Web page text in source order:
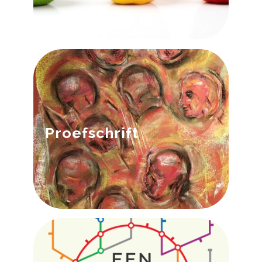
Download
Proefschrift
Details
Meens, E.E.M. (2018). Motivation: Individual
differences in students’ educational choices
and study success. (Doctoral dissertation).
Tilburg University.
Download
Details